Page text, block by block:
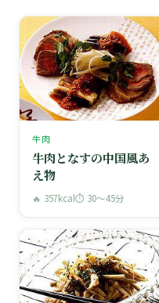
牛肉
牛肉となすの中国風あ
え物
🔥 357kcal⏱ 30〜45分